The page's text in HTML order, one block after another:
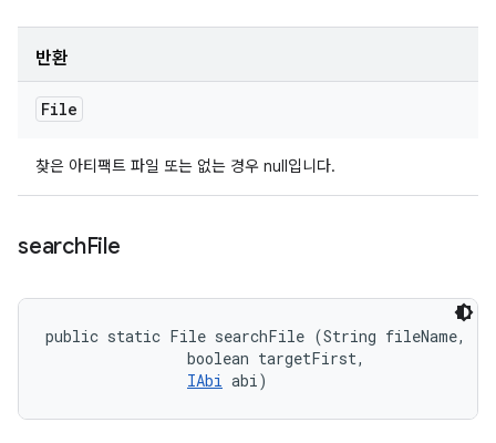
반환
File
찾은 아티팩트 파일 또는 없는 경우 null입니다.
searchFile
public static File searchFile (String fileName,
                boolean targetFirst,
IAbi abi)